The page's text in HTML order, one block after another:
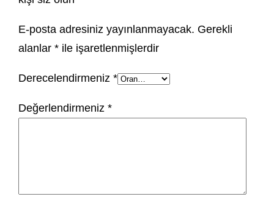
E-posta adresiniz yayınlanmayacak. Gerekli
alanlar* ile işaretlenmişlerdir
Derecelendirmeniz*
Değerlendirmeniz*